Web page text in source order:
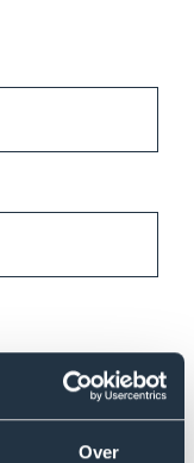
Over